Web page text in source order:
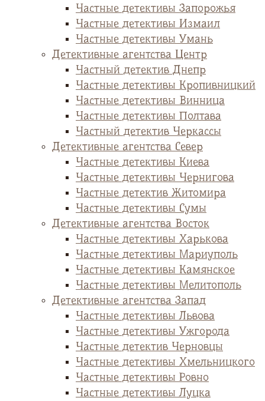
Частные детективы Запорожья
Частные детективы Измаил
Частные детективы Умань
Детективные агентства Центр
Частный детектив Днепр
Частные детективы Кропивницкий
Частные детективы Винница
Частные детективы Полтава
Частный детектив Черкассы
Детективные агентства Север
Частные детективы Киева
Частные детективы Чернигова
Частные детектив Житомира
Частные детективы Сумы
Детективные агентства Восток
Частные детективы Харькова
Частные детективы Мариуполь
Частные детективы Камянское
Частные детективы Мелитополь
Детективные агентства Запад
Частные детективы Львова
Частные детективы Ужгорода
Частные детектив Черновцы
Частные детективы Хмельницкого
Частные детективы Ровно
Частные детективы Луцка